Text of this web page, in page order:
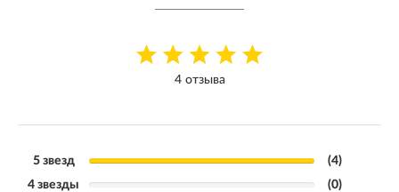
4 отзыва
5 звезд
(4)
4 звезды
(0)